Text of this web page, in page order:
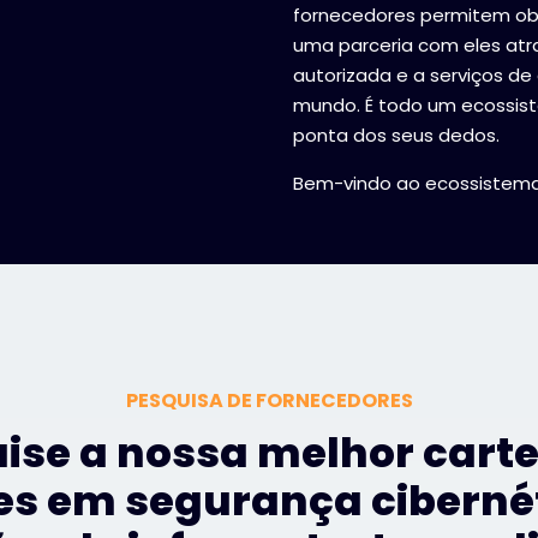
fornecedores permitem
uma parceria com eles
autorizada e a serviços
mundo. É todo um
ponta dos seus dedos.
Bem-vindo ao
PESQUISA DE FORNECEDORES
a nossa melhor
em segurança